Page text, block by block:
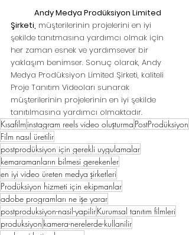
Şirketi, müşterilerinin projelerini en iyi
şekilde tanıtmasına yardımcı olmak için
her zaman esnek ve yardımsever bir
yaklaşım benimser. Sonuç olarak, Andy
Medya Prodüksiyon Limited Şirketi, kaliteli
Proje Tanıtım Videoları sunarak
müşterilerinin projelerinin en iyi şekilde
tanıtılmasına yardımcı olmaktadır.
Kısafilm instagram reels video oluşturma PostProdüksiyon
Film nasıl üretilir
postprodüksiyon için gerekli uygulamalar
kemaramanların bilmesi gerekenler
en iyi video üreten medya şirketleri
Prodüksiyon hizmeti için ekipmanlar
adobe programları ne işe yarar
postproduksiyon-nasil-yapilirKurumsal tanıtım filmleri
produksiyon kamera-nerelerde-kullanilir